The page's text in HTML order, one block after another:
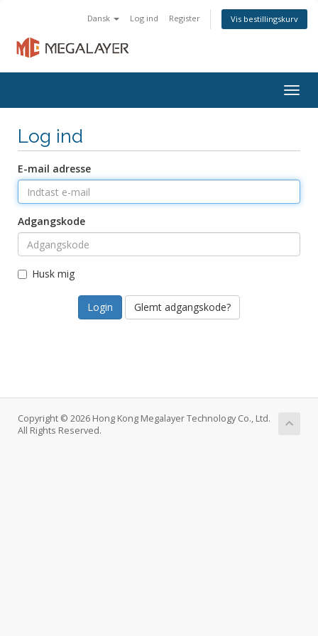
Dansk Log ind Register Vis bestillingskurv
Log ind
E-mail adresse
Adgangskode
Husk mig
Glemt adgangskode?
Copyright © 2026 Hong Kong Megalayer Technology Co., Ltd.
All Rights Reserved.